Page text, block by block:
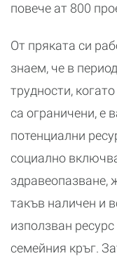
повече ат 800
От пряката си
знаем, че в
трудности,
са ограничени, е
потенциални
социално
здравеопазване,
такъв наличен и
използван
семейния кръг.